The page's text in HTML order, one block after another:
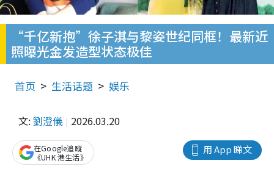
“千亿新抱”徐子淇与黎姿世纪同框！最新近
照曝光金发造型状态极佳
首页 生活话题 娱乐
文: 劉澄儀 2026.03.20
用 App 睇文
在Google追蹤
《UHK 港生活》